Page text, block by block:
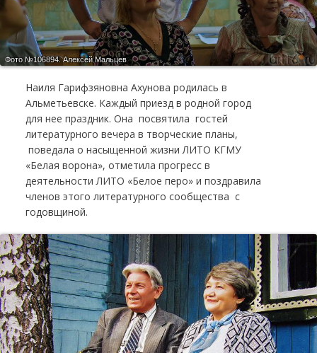
Фото №106894.Алексей Мальцев
Наиля Гарифзяновна Ахунова родилась в
Альметьевске. Каждый приезд в родной город
для нее праздник. Она посвятила гостей
литературного вечера в творческие планы,
поведала о насыщенной жизни ЛИТО КГМУ
«Белая ворона», отметила прогресс в
деятельности ЛИТО «Белое перо» и поздравила
членов этого литературного сообщества с
годовщиной.